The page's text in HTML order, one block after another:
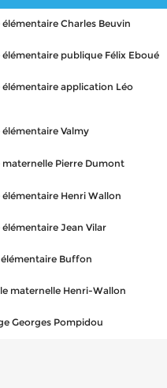
élémentaire Charles Beuvin
élémentaire publique Félix Eboué
élémentaire application Léo
élémentaire Valmy
maternelle Pierre Dumont
élémentaire Henri Wallon
élémentaire Jean Vilar
Buffon
maternelle Henri-Wallon
Georges Pompidou